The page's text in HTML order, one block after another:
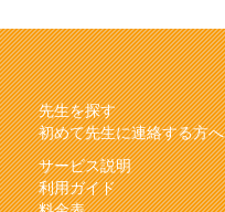
先生を探す
初めて先生に連絡する方へ
サービス説明
利用ガイド